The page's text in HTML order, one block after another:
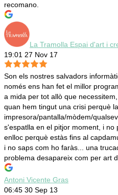
recomano.
La Tramolla Espai d'art i
19:01 27 Nov 17
Son els nostres salvadors
només ens han fet el millor
a mida per tot allò que
quan hem tingut una crisi perquè la
impresora/pantalla/mòdem/
s'espatlla en el pitjor moment, i no
enlloc perquè estàs fins al
i no saps com ho faràs... una
problema desapareix com per art
Antoni Vicente Gras
06:45 30 Sep 13